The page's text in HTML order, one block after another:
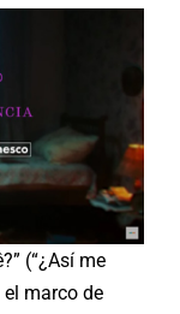
(“¿Así me
marco de